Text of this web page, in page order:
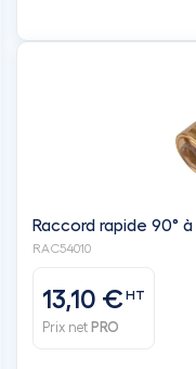
Raccord rapide 90°
RAC54010
13,10 €HT
Prix net PRO